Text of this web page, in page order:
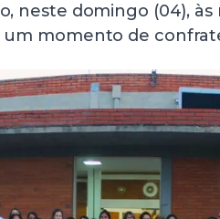
neste domingo (04),
um momento de